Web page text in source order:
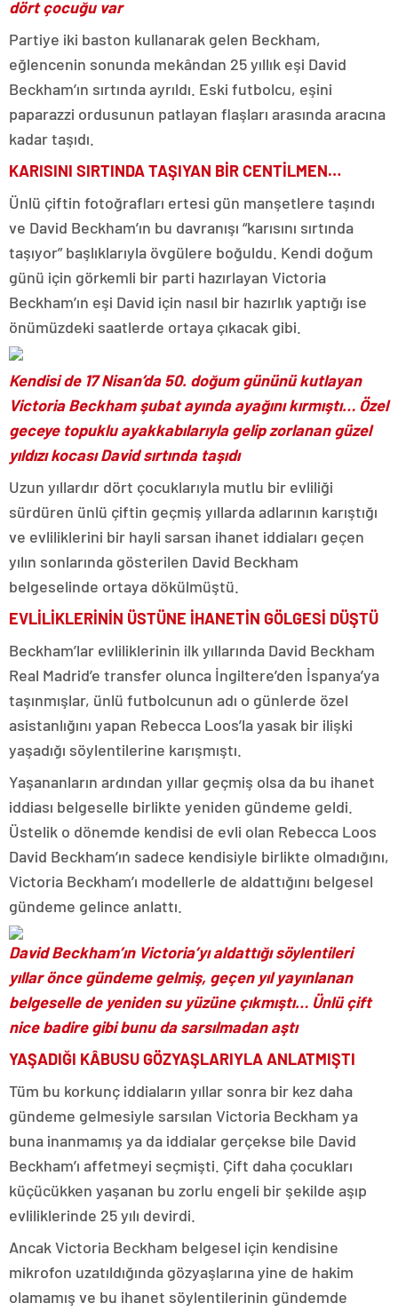
dört çocuğu var
Partiye iki baston kullanarak gelen Beckham,
eğlencenin sonunda mekândan 25 yıllık eşi David
Beckham’ın sırtında ayrıldı. Eski futbolcu, eşini
paparazzi ordusunun patlayan flaşları arasında aracına
kadar taşıdı.
KARISINI SIRTINDA TAŞIYAN BİR CENTİLMEN…
Ünlü çiftin fotoğrafları ertesi gün manşetlere taşındı
ve David Beckham’ın bu davranışı “karısını sırtında
taşıyor” başlıklarıyla övgülere boğuldu. Kendi doğum
günü için görkemli bir parti hazırlayan Victoria
Beckham’ın eşi David için nasıl bir hazırlık yaptığı ise
önümüzdeki saatlerde ortaya çıkacak gibi.
Kendisi de 17 Nisan’da 50. doğum gününü kutlayan
Victoria Beckham şubat ayında ayağını kırmıştı… Özel
geceye topuklu ayakkabılarıyla gelip zorlanan güzel
yıldızı kocası David sırtında taşıdı
Uzun yıllardır dört çocuklarıyla mutlu bir evliliği
sürdüren ünlü çiftin geçmiş yıllarda adlarının karıştığı
ve evliliklerini bir hayli sarsan ihanet iddiaları geçen
yılın sonlarında gösterilen David Beckham
belgeselinde ortaya dökülmüştü.
EVLİLİKLERİNİN ÜSTÜNE İHANETİN GÖLGESİ DÜŞTÜ
Beckham’lar evliliklerinin ilk yıllarında David Beckham
Real Madrid’e transfer olunca İngiltere’den İspanya’ya
taşınmışlar, ünlü futbolcunun adı o günlerde özel
asistanlığını yapan Rebecca Loos’la yasak bir ilişki
yaşadığı söylentilerine karışmıştı.
Yaşananların ardından yıllar geçmiş olsa da bu ihanet
iddiası belgeselle birlikte yeniden gündeme geldi.
Üstelik o dönemde kendisi de evli olan Rebecca Loos
David Beckham’ın sadece kendisiyle birlikte olmadığını,
Victoria Beckham’ı modellerle de aldattığını belgesel
gündeme gelince anlattı.
David Beckham’ın Victoria’yı aldattığı söylentileri
yıllar önce gündeme gelmiş, geçen yıl yayınlanan
belgeselle de yeniden su yüzüne çıkmıştı… Ünlü çift
nice badire gibi bunu da sarsılmadan aştı
YAŞADIĞI KÂBUSU GÖZYAŞLARIYLA ANLATMIŞTI
Tüm bu korkunç iddiaların yıllar sonra bir kez daha
gündeme gelmesiyle sarsılan Victoria Beckham ya
buna inanmamış ya da iddialar gerçekse bile David
Beckham’ı affetmeyi seçmişti. Çift daha çocukları
küçücükken yaşanan bu zorlu engeli bir şekilde aşıp
evliliklerinde 25 yılı devirdi.
Ancak Victoria Beckham belgesel için kendisine
mikrofon uzatıldığında gözyaşlarına yine de hakim
olamamış ve bu ihanet söylentilerinin gündemde